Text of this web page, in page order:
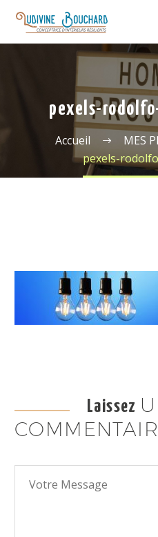
pexels-
Accueil
MES
pexels-
Laissez